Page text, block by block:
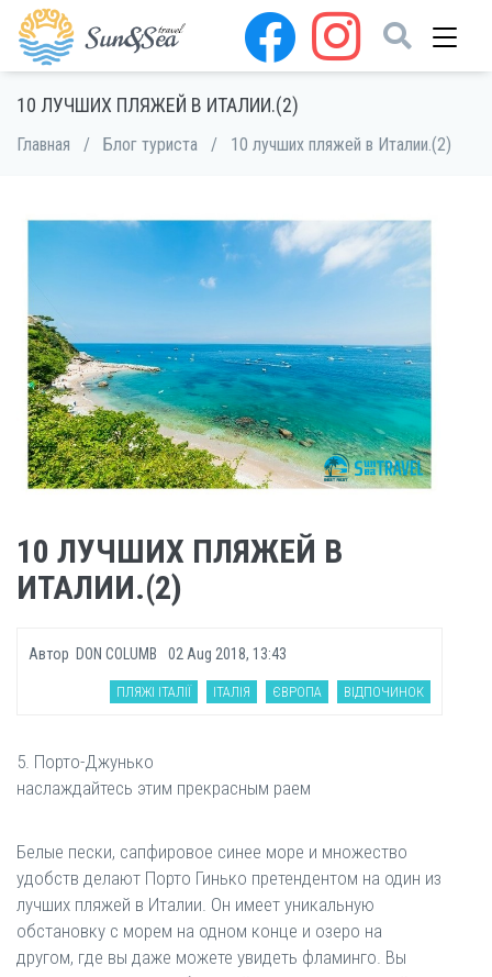
10 ЛУЧШИХ ПЛЯЖЕЙ В ИТАЛИИ.(2)
Главная / Блог туриста / 10 лучших пляжей в Италии.(2)
10 ЛУЧШИХ ПЛЯЖЕЙ В
ИТАЛИИ.(2)
Автор DON COLUMB 02 Aug 2018, 13:43
ПЛЯЖІ ІТАЛІЇ ІТАЛІЯ ЄВРОПА ВІДПОЧИНОК
5. Порто-Джунько
наслаждайтесь этим прекрасным раем
Белые пески, сапфировое синее море и множество
удобств делают Порто Гинько претендентом на один из
лучших пляжей в Италии. Он имеет уникальную
обстановку с морем на одном конце и озеро на
другом, где вы даже можете увидеть фламинго. Вы